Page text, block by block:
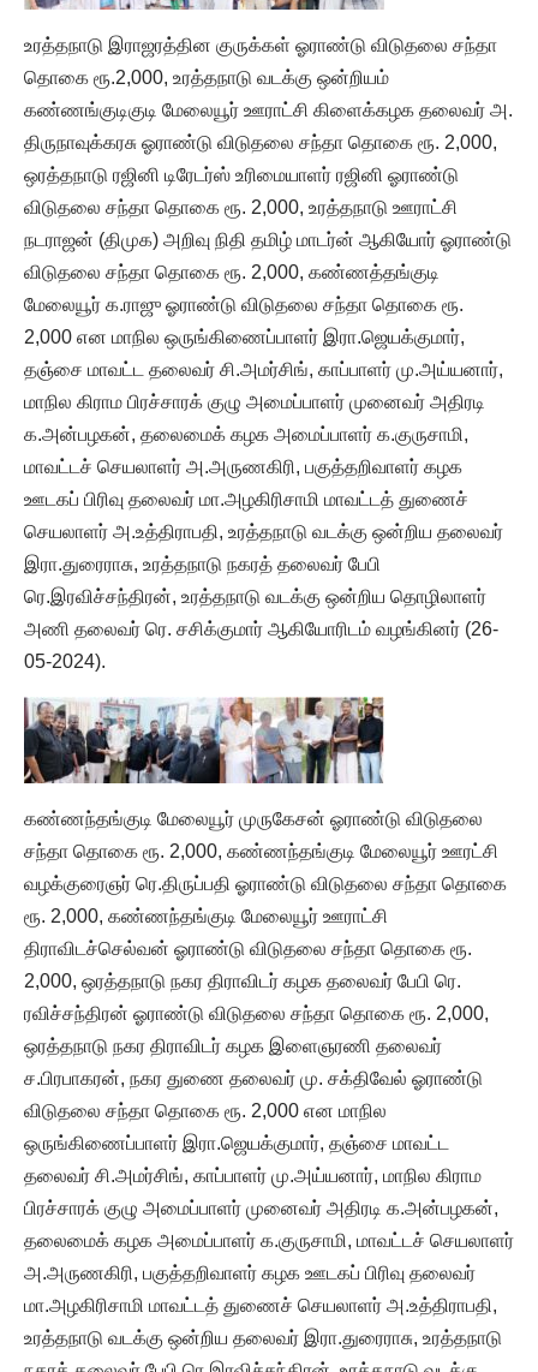
உரத்தநாடு இராஜரத்தின குருக்கள் ஓராண்டு விடுதலை சந்தா
தொகை ரூ.2,000, உரத்தநாடு வடக்கு ஒன்றியம்
கண்ணங்குடிகுடி மேலையூர் ஊராட்சி கிளைக்கழக தலைவர் அ.
திருநாவுக்கரசு ஓராண்டு விடுதலை சந்தா தொகை ரூ. 2,000,
ஒரத்தநாடு ரஜினி டிரேடர்ஸ் உரிமையாளர் ரஜினி ஓராண்டு
விடுதலை சந்தா தொகை ரூ. 2,000, உரத்தநாடு ஊராட்சி
நடராஜன் (திமுக) அறிவு நிதி தமிழ் மாடர்ன் ஆகியோர் ஓராண்டு
விடுதலை சந்தா தொகை ரூ. 2,000, கண்ணத்தங்குடி
மேலையூர் க.ராஜு ஓராண்டு விடுதலை சந்தா தொகை ரூ.
2,000 என மாநில ஒருங்கிணைப்பாளர் இரா.ஜெயக்குமார்,
தஞ்சை மாவட்ட தலைவர் சி.அமர்சிங், காப்பாளர் மு.அய்யனார்,
மாநில கிராம பிரச்சாரக் குழு அமைப்பாளர் முனைவர் அதிரடி
க.அன்பழகன், தலைமைக் கழக அமைப்பாளர் க.குருசாமி,
மாவட்டச் செயலாளர் அ.அருணகிரி, பகுத்தறிவாளர் கழக
ஊடகப் பிரிவு தலைவர் மா.அழகிரிசாமி மாவட்டத் துணைச்
செயலாளர் அ.உத்திராபதி, உரத்தநாடு வடக்கு ஒன்றிய தலைவர்
இரா.துரைராசு, உரத்தநாடு நகரத் தலைவர் பேபி
ரெ.இரவிச்சந்திரன், உரத்தநாடு வடக்கு ஒன்றிய தொழிலாளர்
அணி தலைவர் ரெ. சசிக்குமார் ஆகியோரிடம் வழங்கினர் (26-
05-2024).
கண்ணந்தங்குடி மேலையூர் முருகேசன் ஓராண்டு விடுதலை
சந்தா தொகை ரூ. 2,000, கண்ணந்தங்குடி மேலையூர் ஊரட்சி
வழக்குரைஞர் ரெ.திருப்பதி ஓராண்டு விடுதலை சந்தா தொகை
ரூ. 2,000, கண்ணந்தங்குடி மேலையூர் ஊராட்சி
திராவிடச்செல்வன் ஓராண்டு விடுதலை சந்தா தொகை ரூ.
2,000, ஒரத்தநாடு நகர திராவிடர் கழக தலைவர் பேபி ரெ.
ரவிச்சந்திரன் ஓராண்டு விடுதலை சந்தா தொகை ரூ. 2,000,
ஒரத்தநாடு நகர திராவிடர் கழக இளைஞரணி தலைவர்
ச.பிரபாகரன், நகர துணை தலைவர் மு. சக்திவேல் ஓராண்டு
விடுதலை சந்தா தொகை ரூ. 2,000 என மாநில
ஒருங்கிணைப்பாளர் இரா.ஜெயக்குமார், தஞ்சை மாவட்ட
தலைவர் சி.அமர்சிங், காப்பாளர் மு.அய்யனார், மாநில கிராம
பிரச்சாரக் குழு அமைப்பாளர் முனைவர் அதிரடி க.அன்பழகன்,
தலைமைக் கழக அமைப்பாளர் க.குருசாமி, மாவட்டச் செயலாளர்
அ.அருணகிரி, பகுத்தறிவாளர் கழக ஊடகப் பிரிவு தலைவர்
மா.அழகிரிசாமி மாவட்டத் துணைச் செயலாளர் அ.உத்திராபதி,
உரத்தநாடு வடக்கு ஒன்றிய தலைவர் இரா.துரைராசு, உரத்தநாடு